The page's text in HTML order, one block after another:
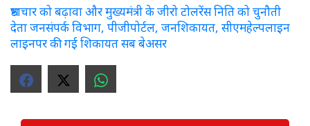
भ्रष्टाचार को बढ़ावा और मुख्यमंत्री के जीरो टोलरेंस निति को चुनौती
देता जनसंपर्क विभाग, पीजीपोर्टल, जनशिकायत, सीएमहेल्पलाइन
लाइनपर की गई शिकायत सब बेअसर